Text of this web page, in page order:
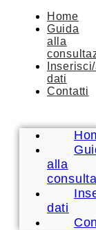
Home
Guida
alla
dati
Contatti
alla
dati